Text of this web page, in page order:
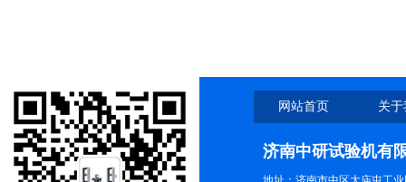
网站首页 关
济南中研试验机有